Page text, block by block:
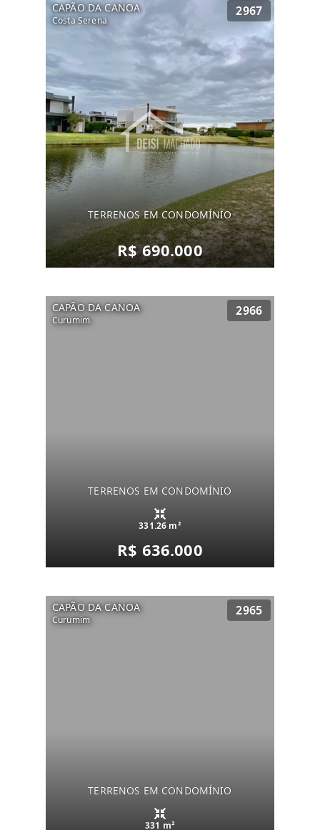
CAPÃO DA CANOA
Costa Serena
2967
TERRENOS EM CONDOMÍNIO
R$ 690.000
CAPÃO DA CANOA
Curumim
2966
TERRENOS EM CONDOMÍNIO
331.26 m²
R$ 636.000
CAPÃO DA CANOA
Curumim
2965
TERRENOS EM CONDOMÍNIO
331 m²